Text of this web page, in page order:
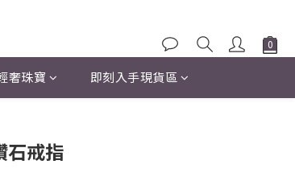
奢珠寶 即刻入手現貨區
石戒指